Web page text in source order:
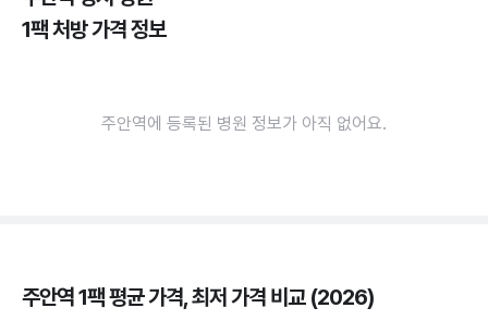
1팩 처방 가격 정보
주안역에 등록된 병원 정보가 아직 없어요.
주안역 1팩 평균 가격, 최저 가격 비교 (2026)